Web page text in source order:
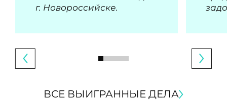
г. Новороссийске.
ВСЕ ВЫИГРАННЫЕ ДЕЛА